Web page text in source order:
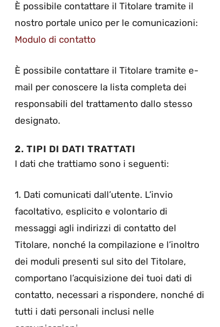
È possibile contattare il Titolare tramite il
nostro portale unico per le comunicazioni:
Modulo di contatto
È possibile contattare il Titolare tramite e-
mail per conoscere la lista completa dei
responsabili del trattamento dallo stesso
designato.
2. TIPI DI DATI TRATTATI
I dati che trattiamo sono i seguenti:
1. Dati comunicati dall’utente. L’invio
facoltativo, esplicito e volontario di
messaggi agli indirizzi di contatto del
Titolare, nonché la compilazione e l’inoltro
dei moduli presenti sul sito del Titolare,
comportano l’acquisizione dei tuoi dati di
contatto, necessari a rispondere, nonché di
tutti i dati personali inclusi nelle